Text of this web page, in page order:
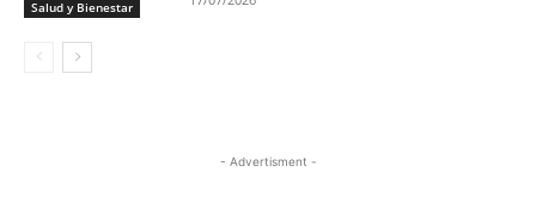
Salud y Bienestar
- Advertisment -